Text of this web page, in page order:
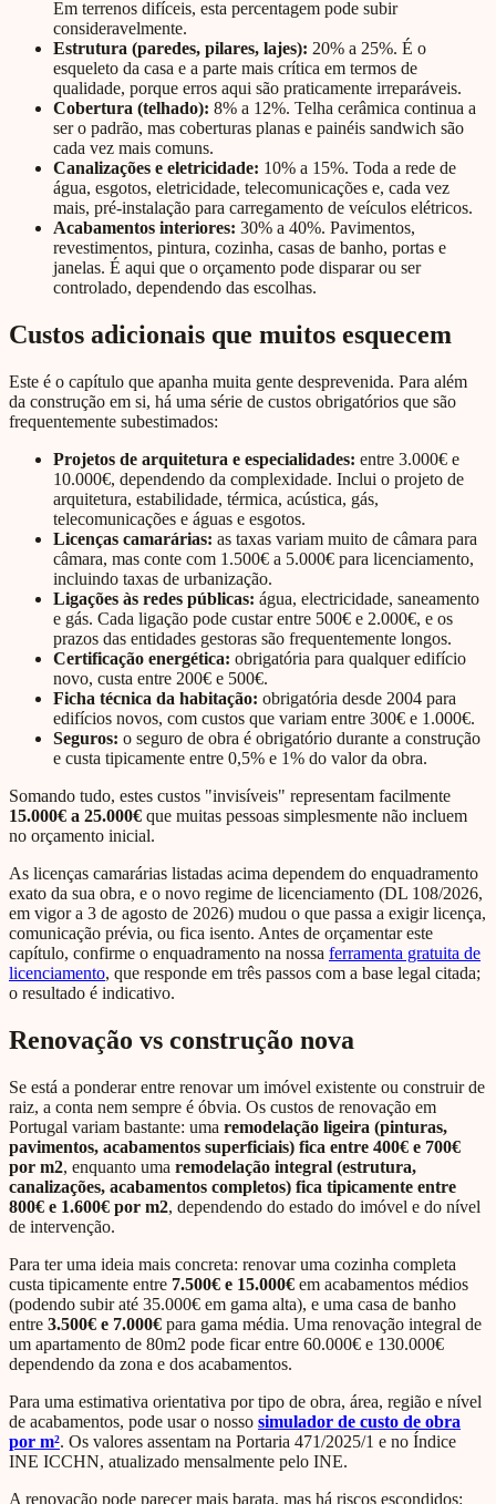
Em terrenos difíceis, esta percentagem pode subir
consideravelmente.
Estrutura (paredes, pilares, lajes): 20% a 25%. É o
esqueleto da casa e a parte mais crítica em termos de
qualidade, porque erros aqui são praticamente irreparáveis.
Cobertura (telhado): 8% a 12%. Telha cerâmica continua a
ser o padrão, mas coberturas planas e painéis sandwich são
cada vez mais comuns.
Canalizações e eletricidade: 10% a 15%. Toda a rede de
água, esgotos, eletricidade, telecomunicações e, cada vez
mais, pré-instalação para carregamento de veículos elétricos.
Acabamentos interiores: 30% a 40%. Pavimentos,
revestimentos, pintura, cozinha, casas de banho, portas e
janelas. É aqui que o orçamento pode disparar ou ser
controlado, dependendo das escolhas.
Custos adicionais que muitos esquecem
Este é o capítulo que apanha muita gente desprevenida. Para além
da construção em si, há uma série de custos obrigatórios que são
frequentemente subestimados:
Projetos de arquitetura e especialidades: entre 3.000€ e
10.000€, dependendo da complexidade. Inclui o projeto de
arquitetura, estabilidade, térmica, acústica, gás,
telecomunicações e águas e esgotos.
Licenças camarárias: as taxas variam muito de câmara para
câmara, mas conte com 1.500€ a 5.000€ para licenciamento,
incluindo taxas de urbanização.
Ligações às redes públicas: água, electricidade, saneamento
e gás. Cada ligação pode custar entre 500€ e 2.000€, e os
prazos das entidades gestoras são frequentemente longos.
Certificação energética: obrigatória para qualquer edifício
novo, custa entre 200€ e 500€.
Ficha técnica da habitação: obrigatória desde 2004 para
edifícios novos, com custos que variam entre 300€ e 1.000€.
Seguros: o seguro de obra é obrigatório durante a construção
e custa tipicamente entre 0,5% e 1% do valor da obra.
Somando tudo, estes custos "invisíveis" representam facilmente
15.000€ a 25.000€ que muitas pessoas simplesmente não incluem
no orçamento inicial.
As licenças camarárias listadas acima dependem do enquadramento
exato da sua obra, e o novo regime de licenciamento (DL 108/2026,
em vigor a 3 de agosto de 2026) mudou o que passa a exigir licença,
comunicação prévia, ou fica isento. Antes de orçamentar este
capítulo, confirme o enquadramento na nossa ferramenta gratuita de
licenciamento, que responde em três passos com a base legal citada;
o resultado é indicativo.
Renovação vs construção nova
Se está a ponderar entre renovar um imóvel existente ou construir de
raiz, a conta nem sempre é óbvia. Os custos de renovação em
Portugal variam bastante: uma remodelação ligeira (pinturas,
pavimentos, acabamentos superficiais) fica entre 400€ e 700€
por m2, enquanto uma remodelação integral (estrutura,
canalizações, acabamentos completos) fica tipicamente entre
800€ e 1.600€ por m2, dependendo do estado do imóvel e do nível
de intervenção.
Para ter uma ideia mais concreta: renovar uma cozinha completa
custa tipicamente entre 7.500€ e 15.000€ em acabamentos médios
(podendo subir até 35.000€ em gama alta), e uma casa de banho
entre 3.500€ e 7.000€ para gama média. Uma renovação integral de
um apartamento de 80m2 pode ficar entre 60.000€ e 130.000€
dependendo da zona e dos acabamentos.
Para uma estimativa orientativa por tipo de obra, área, região e nível
de acabamentos, pode usar o nosso simulador de custo de obra
por m². Os valores assentam na Portaria 471/2025/1 e no Índice
INE ICCHN, atualizado mensalmente pelo INE.
A renovação pode parecer mais barata, mas há riscos escondidos: